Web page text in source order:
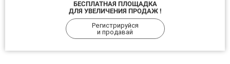
БЕСПЛАТНАЯ ПЛОЩАДКА
ДЛЯ УВЕЛИЧЕНИЯ ПРОДАЖ !
Регистрируйся
и продавай